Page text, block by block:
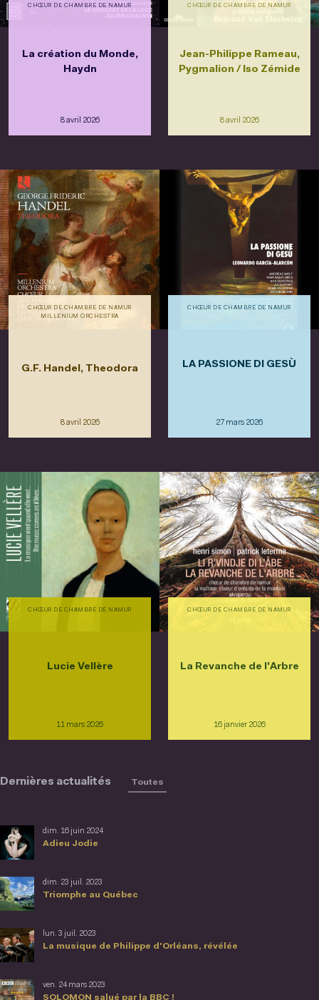
CHŒUR DE CHAMBRE DE NAMUR
La création du Monde,
Haydn
8 avril 2026
CHŒUR DE CHAMBRE DE NAMUR
Jean-Philippe Rameau,
Pygmalion / Iso Zémide
8 avril 2026
CHŒUR DE CHAMBRE DE NAMUR
MILLENIUM ORCHESTRA
G.F. Handel, Theodora
8 avril 2026
CHŒUR DE CHAMBRE DE NAMUR
LA PASSIONE DI GESÙ
27 mars 2026
CHŒUR DE CHAMBRE DE NAMUR
Lucie Vellère
11 mars 2026
CHŒUR DE CHAMBRE DE NAMUR
La Revanche de l'Arbre
16 janvier 2026
Dernières actualités Toutes
Adieu Jodie
dim. 16 juin 2024
Triomphe au Québec
dim. 23 juil. 2023
La musique de Philippe d'Orléans, révélée
lun. 3 juil. 2023
SOLOMON salué par la BBC !
ven. 24 mars 2023